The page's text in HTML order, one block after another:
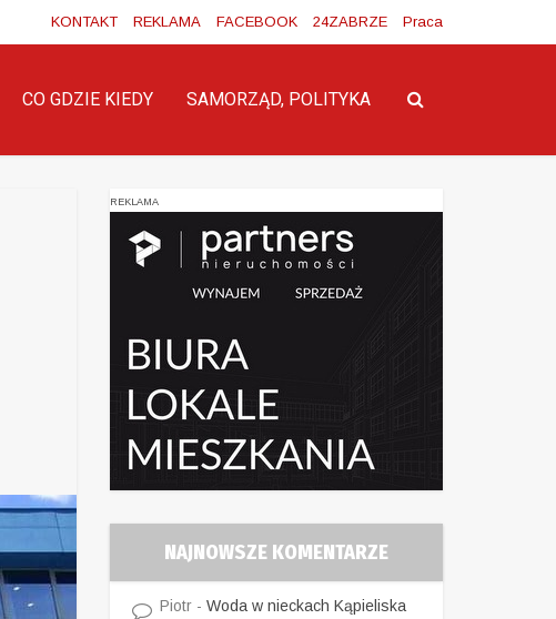
KONTAKT REKLAMA FACEBOOK 24ZABRZE Praca
CO GDZIE KIEDY SAMORZĄD, POLITYKA
REKLAMA
NAJNOWSZE KOMENTARZE
Piotr - Woda w nieckach Kąpieliska